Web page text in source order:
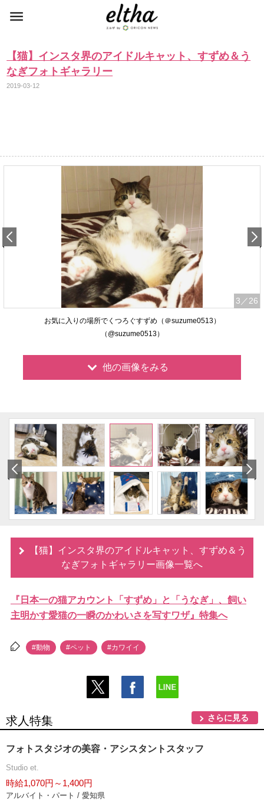
【猫】インスタ界のアイドルキャット、すずめ＆う
なぎフォトギャラリー
2019-03-12
3 ／26
お気に入りの場所でくつろぐすずめ（＠suzume0513）
（@suzume0513）
他の画像をみる
【猫】インスタ界のアイドルキャット、すずめ＆う
なぎフォトギャラリー画像一覧へ
『日本一の猫アカウント「すずめ」と「うなぎ」、飼い
主明かす愛猫の一瞬のかわいさを写すワザ』特集へ
#動物 #ペット #カワイイ
求人特集 さらに見る
フォトスタジオの美容・アシスタントスタッフ
Studio et.
時給1,070円～1,400円
アルバイト・パート / 愛知県